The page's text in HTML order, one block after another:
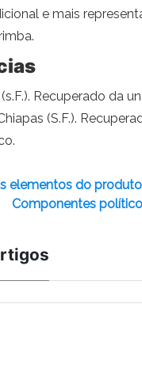
e mais
Recuperado da
(S.F.).
elementos do
Componentes